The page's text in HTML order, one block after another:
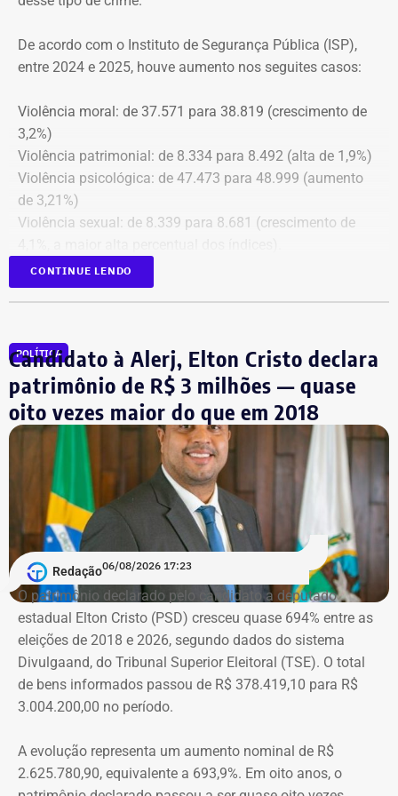
cópia integral do processo ao Ministério Público do
apuração de possíveis ilícitos nas esferas cível e criminal,
e à Secretaria de Regime Próprio e Complementar do
De acordo com o Instituto de Segurança Pública (ISP),
entre 2024 e 2025, houve aumento nos seguites casos:
Violência moral: de 37.571 para 38.819 (crescimento de
3,2%)
Violência patrimonial: de 8.334 para 8.492 (alta de 1,9%)
Violência psicológica: de 47.473 para 48.999 (aumento
de 3,21%)
Violência sexual: de 8.339 para 8.681 (crescimento de
A única estatística que apresentou queda foi a de
violência física, que passou de 43.743 em 2024 para
Símbolo dessa batalha, a atriz e jornalista Cristiane
Machado vivenciou essa realidade em 2018, quando se
tornou conhecida do público ao filmar as agressões que
sofria do ex-marido, o empresário e ex-diplomata Sérgio
Schiller Thompson-Flores. Em setembro do ano seguinte,
a Justiça do Rio o condenou a três anos de prisão em
regime semiaberto.
Em conversa com o TEMPO REAL RJ, Cristiane analisa o
que ainda falta às mulheres na hora de denunciar os
companheiros por violência doméstica.
“Creio que duas coisas ainda impedem as mulheres de
seguirem adiante nesta batalha. A vergonha e o medo.
Porque é necessário ter mais do que coragem para seguir
adiante no enfrentamento à violência doméstica. Pois
primeiro é o temor de continuar viva e estar ao lado do
agressor. E o outro é o que vai acontecer com ela depois
CONTINUE LENDO
POLÍTICA
Candidato à Alerj, Elton Cristo declara
patrimônio de R$ 3 milhões — quase
oito vezes maior do que em 2018
Redação06/08/2026 17:23
O patrimônio declarado pelo candidato a deputado
estadual Elton Cristo (PSD) cresceu quase 694% entre as
eleições de 2018 e 2026, segundo dados do sistema
Divulgaand, do Tribunal Superior Eleitoral (TSE). O total
de bens informados passou de R$ 378.419,10 para R$
3.004.200,00 no período.
A evolução representa um aumento nominal de R$
2.625.780,90, equivalente a 693,9%. Em oito anos, o